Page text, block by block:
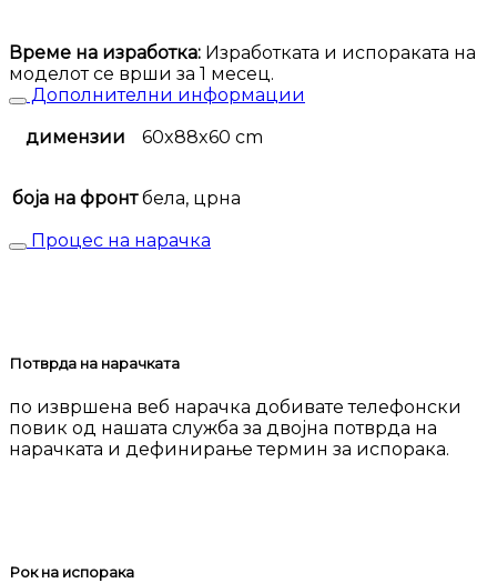
TARA
K60/4
количина
Време на изработка: Изработката и испораката на
моделот се врши за 1 месец.
Дополнителни информации
димензии
60x88x60 cm
боја на фронт бела, црна
Процес на нарачка
Потврда на нарачката
по извршена веб нарачка добивате телефонски
повик од нашата служба за двојна потврда на
нарачката и дефинирање термин за испорака.
Рок на испорака